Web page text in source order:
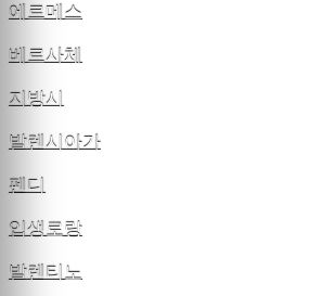
에르메스
베르사체
지방시
발렌시아가
펜디
입생로랑
발렌티노